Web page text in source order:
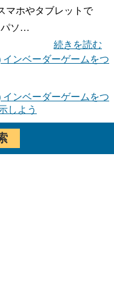
マホやタブレットで
パソ…
続きを読む
インベーダーゲームをつ
インベーダーゲームをつ
しよう